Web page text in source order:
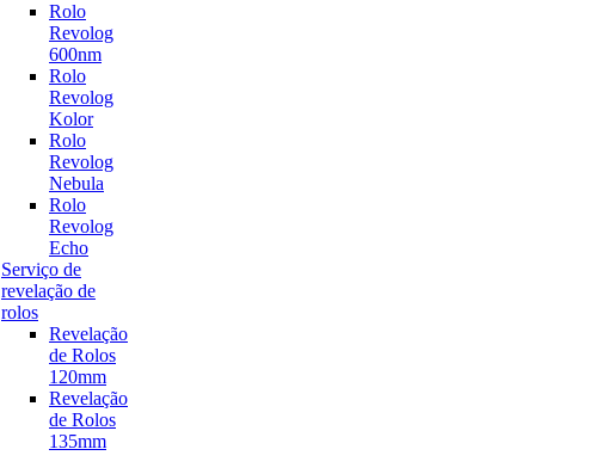
Rolo
Revolog
600nm
Rolo
Revolog
Kolor
Rolo
Revolog
Nebula
Rolo
Revolog
Echo
Serviço de
revelação de
rolos
Revelação
de Rolos
120mm
Revelação
de Rolos
135mm